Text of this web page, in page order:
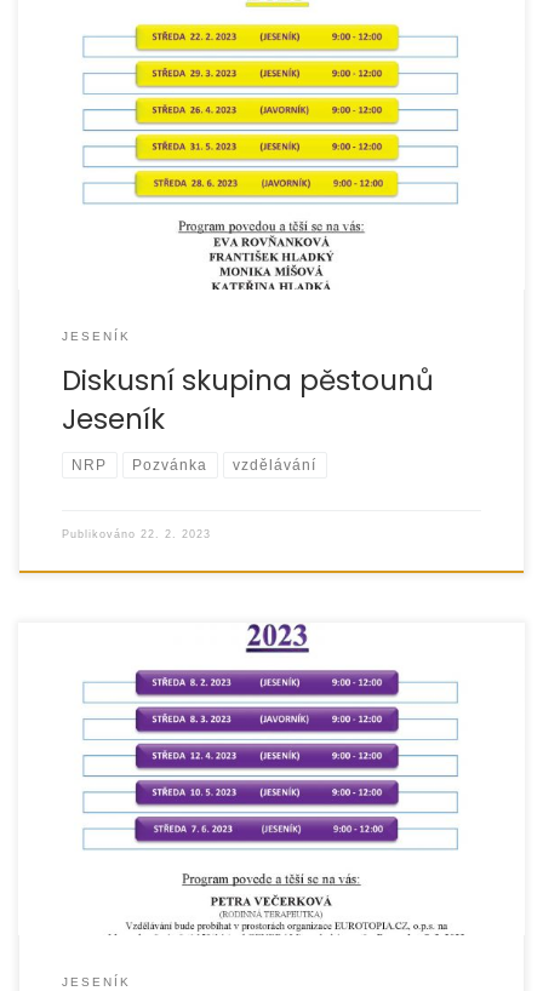
JESENÍK
Diskusní skupina pěstounů
Jeseník
NRP Pozvánka vzdělávání
Publikováno 22. 2. 2023
JESENÍK